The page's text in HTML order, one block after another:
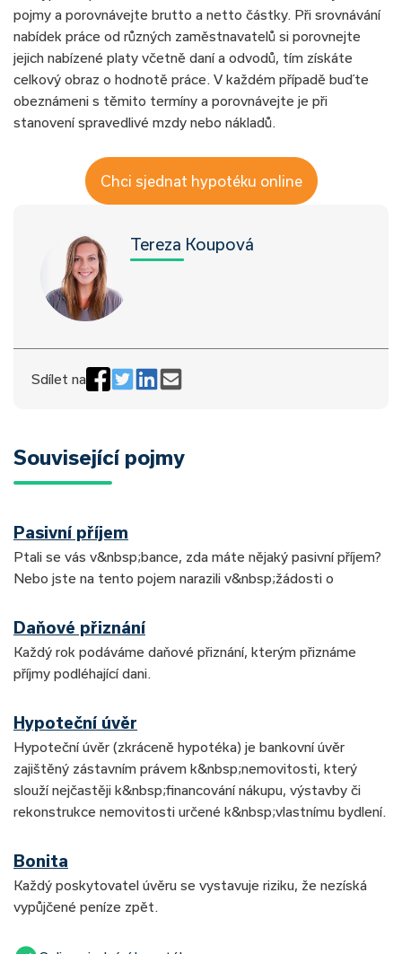
pojmy a porovnávejte brutto a netto částky. Při srovnávání
nabídek práce od různých zaměstnavatelů si porovnejte
jejich nabízené platy včetně daní a odvodů, tím získáte
celkový obraz o hodnotě práce. V každém případě buďte
obeznámeni s těmito termíny a porovnávejte je při
stanovení spravedlivé mzdy nebo nákladů.
Chci sjednat hypotéku online
Tereza Koupová
Sdílet na
Související pojmy
Pasivní příjem
Ptali se vás v&nbsp;bance, zda máte nějaký pasivní příjem?
Nebo jste na tento pojem narazili v&nbsp;žádosti o
Daňové přiznání
Každý rok podáváme daňové přiznání, kterým přiznáme
příjmy podléhající dani.
Hypoteční úvěr
Hypoteční úvěr (zkráceně hypotéka) je bankovní úvěr
zajištěný zástavním právem k&nbsp;nemovitosti, který
slouží nejčastěji k&nbsp;financování nákupu, výstavby či
rekonstrukce nemovitosti určené k&nbsp;vlastnímu bydlení.
Bonita
Každý poskytovatel úvěru se vystavuje riziku, že nezíská
vypůjčené peníze zpět.